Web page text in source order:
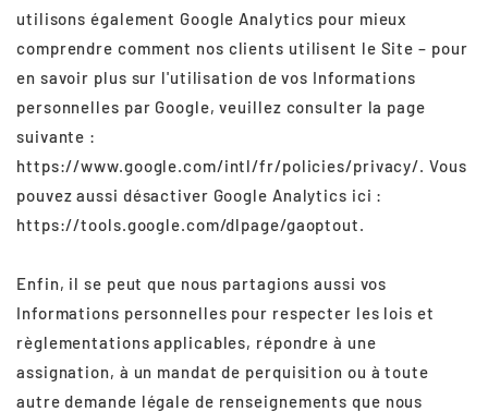
utilisons également Google Analytics pour mieux
comprendre comment nos clients utilisent le Site – pour
en savoir plus sur l'utilisation de vos Informations
personnelles par Google, veuillez consulter la page
suivante :
https://www.google.com/intl/fr/policies/privacy/. Vous
pouvez aussi désactiver Google Analytics ici :
https://tools.google.com/dlpage/gaoptout.
Enfin, il se peut que nous partagions aussi vos
Informations personnelles pour respecter les lois et
règlementations applicables, répondre à une
assignation, à un mandat de perquisition ou à toute
autre demande légale de renseignements que nous